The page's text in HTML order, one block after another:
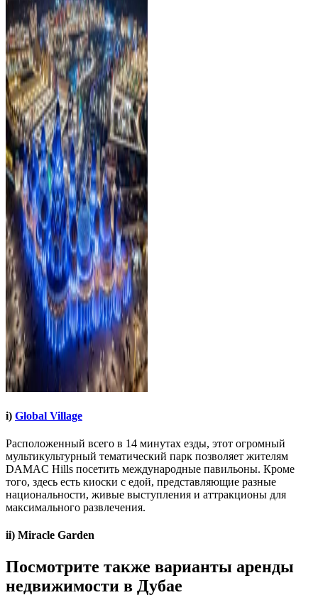
i) Global Village
Расположенный всего в 14 минутах езды, этот огромный
мультикультурный тематический парк позволяет жителям
DAMAC Hills посетить международные павильоны. Кроме
того, здесь есть киоски с едой, представляющие разные
национальности, живые выступления и аттракционы для
максимального развлечения.
ii) Miracle Garden
Посмотрите также варианты аренды
недвижимости в Дубае